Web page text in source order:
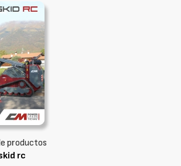
productos
rc